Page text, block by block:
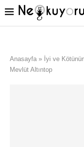
Anasayfa » İyi ve
Mevlüt Altıntop